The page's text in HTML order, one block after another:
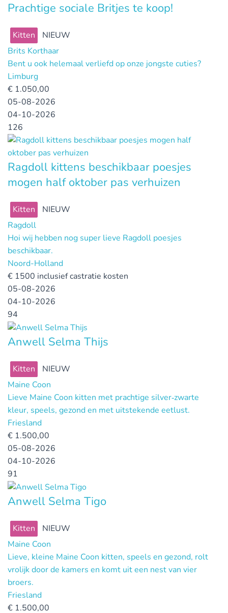
Prachtige sociale Britjes te koop!
Kitten
NIEUW
Brits Korthaar
Bent u ook helemaal verliefd op onze jongste cuties?
Limburg
€ 1.050,00
05-08-2026
04-10-2026
126
Ragdoll kittens beschikbaar poesjes
mogen half oktober pas verhuizen
Kitten
NIEUW
Ragdoll
Hoi wij hebben nog super lieve Ragdoll poesjes
beschikbaar.
Noord-Holland
€ 1500 inclusief castratie kosten
05-08-2026
04-10-2026
94
Anwell Selma Thijs
Kitten
NIEUW
Maine Coon
Lieve Maine Coon kitten met prachtige silver‑zwarte
kleur, speels, gezond en met uitstekende eetlust.
Friesland
€ 1.500,00
05-08-2026
04-10-2026
91
Anwell Selma Tigo
Kitten
NIEUW
Maine Coon
Lieve, kleine Maine Coon kitten, speels en gezond, rolt
vrolijk door de kamers en komt uit een nest van vier
broers.
Friesland
€ 1.500,00